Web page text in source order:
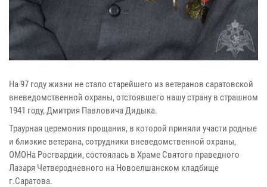
На 97 году жизни не стало старейшего из ветеранов саратовской
вневедомственной охраны, отстоявшего нашу страну в страшном
1941 году, Дмитрия Павловича Дидыка.
Траурная церемония прощания, в которой приняли участи родные
и близкие ветерана, сотрудники вневедомственной охраны,
ОМОНа Росгвардии, состоялась в Храме Святого праведного
Лазаря Четверодневного на Новоелшанском кладбище
г.Саратова.